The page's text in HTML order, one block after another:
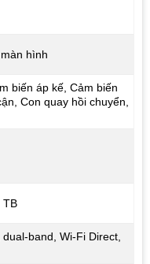
hình
biến áp kế, Cảm biến
Con quay hồi chuyển,
TB
band, Wi-Fi Direct,